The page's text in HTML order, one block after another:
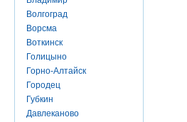
Волгоград
Ворсма
Воткинск
Голицыно
Горно-Алтайск
Городец
Губкин
Давлеканово